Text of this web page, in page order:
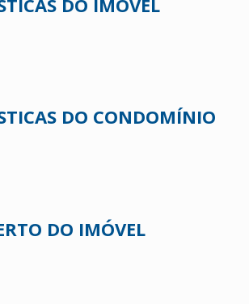
DO IMÓVEL
DO CONDOMÍNIO
DO IMÓVEL